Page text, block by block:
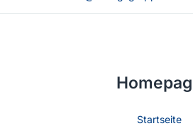
Startseite